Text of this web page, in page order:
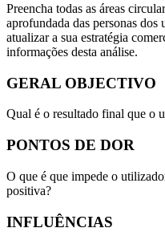
Preencha todas as áreas
aprofundada das personas
atualizar a sua estratégia
informações desta análise.
GERAL OBJECTIVO
Qual é o resultado final que o
PONTOS DE DOR
O que é que impede o
positiva?
INFLUÊNCIAS